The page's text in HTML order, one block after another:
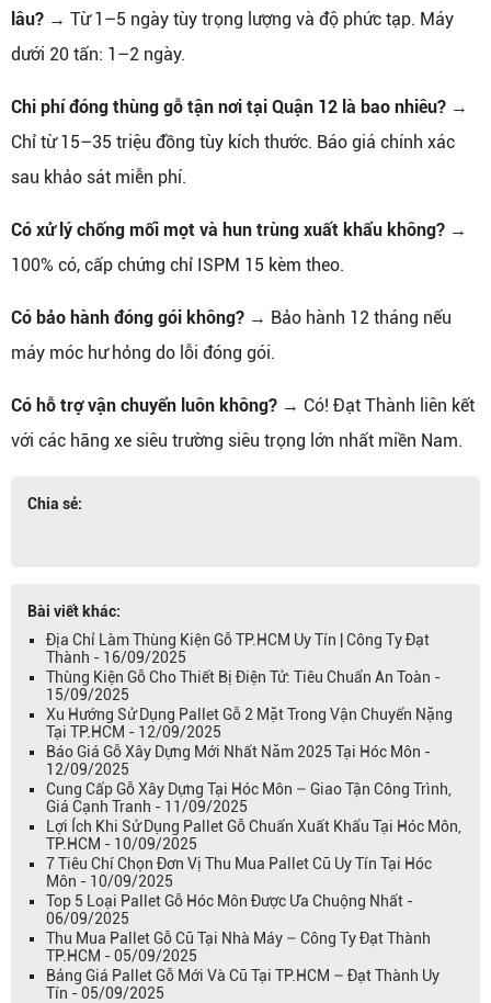
lâu? → Từ 1–5 ngày tùy trọng lượng và độ phức tạp. Máy
dưới 20 tấn: 1–2 ngày.
Chi phí đóng thùng gỗ tận nơi tại Quận 12 là bao nhiêu? →
Chỉ từ 15–35 triệu đồng tùy kích thước. Báo giá chính xác
sau khảo sát miễn phí.
Có xử lý chống mối mọt và hun trùng xuất khẩu không? →
100% có, cấp chứng chỉ ISPM 15 kèm theo.
Có bảo hành đóng gói không? → Bảo hành 12 tháng nếu
máy móc hư hỏng do lỗi đóng gói.
Có hỗ trợ vận chuyển luôn không? → Có! Đạt Thành liên kết
với các hãng xe siêu trường siêu trọng lớn nhất miền Nam.
Chia sẻ:
Bài viết khác:
Địa Chỉ Làm Thùng Kiện Gỗ TP.HCM Uy Tín | Công Ty Đạt
Thành - 16/09/2025
Thùng Kiện Gỗ Cho Thiết Bị Điện Tử: Tiêu Chuẩn An Toàn -
15/09/2025
Xu Hướng Sử Dụng Pallet Gỗ 2 Mặt Trong Vận Chuyển Nặng
Tại TP.HCM - 12/09/2025
Báo Giá Gỗ Xây Dựng Mới Nhất Năm 2025 Tại Hóc Môn -
12/09/2025
Cung Cấp Gỗ Xây Dựng Tại Hóc Môn – Giao Tận Công Trình,
Giá Cạnh Tranh - 11/09/2025
Lợi Ích Khi Sử Dụng Pallet Gỗ Chuẩn Xuất Khẩu Tại Hóc Môn,
TP.HCM - 10/09/2025
7 Tiêu Chí Chọn Đơn Vị Thu Mua Pallet Cũ Uy Tín Tại Hóc
Môn - 10/09/2025
Top 5 Loại Pallet Gỗ Hóc Môn Được Ưa Chuộng Nhất -
06/09/2025
Thu Mua Pallet Gỗ Cũ Tại Nhà Máy – Công Ty Đạt Thành
TP.HCM - 05/09/2025
Bảng Giá Pallet Gỗ Mới Và Cũ Tại TP.HCM – Đạt Thành Uy
Tín - 05/09/2025